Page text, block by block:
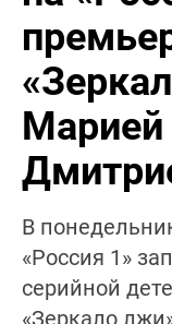
Марией
В
«Россия 1»
серийной
«Зеркало